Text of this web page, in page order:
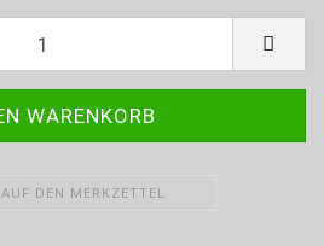
AUF DEN MERKZETTEL